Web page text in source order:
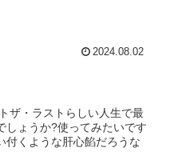
2024.08.02
ザ・ラストらしい人生で最
しょうか?使ってみたいです
付くような肝心餡だろうな